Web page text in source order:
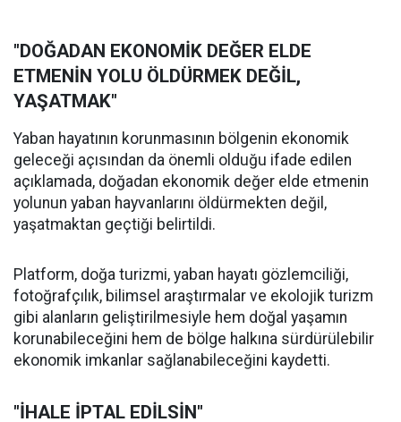
"DOĞADAN EKONOMİK DEĞER ELDE
ETMENİN YOLU ÖLDÜRMEK DEĞİL,
YAŞATMAK"
Yaban hayatının korunmasının bölgenin ekonomik
geleceği açısından da önemli olduğu ifade edilen
açıklamada, doğadan ekonomik değer elde etmenin
yolunun yaban hayvanlarını öldürmekten değil,
yaşatmaktan geçtiği belirtildi.
Platform, doğa turizmi, yaban hayatı gözlemciliği,
fotoğrafçılık, bilimsel araştırmalar ve ekolojik turizm
gibi alanların geliştirilmesiyle hem doğal yaşamın
korunabileceğini hem de bölge halkına sürdürülebilir
ekonomik imkanlar sağlanabileceğini kaydetti.
"İHALE İPTAL EDİLSİN"